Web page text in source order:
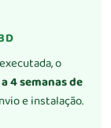
o
4 semanas de
e instalação.